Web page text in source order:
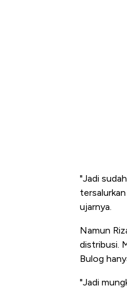
"Jadi
ujarnya.
Namun
distribusi.
Bulog
"Jadi